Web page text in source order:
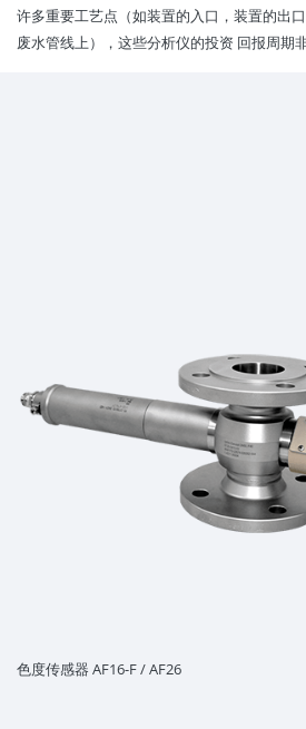
许多重要工艺点（如装置的入口，装置的出
废水管线上），这些分析仪的投资 回报周期非
色度传感器 AF16-F / AF26